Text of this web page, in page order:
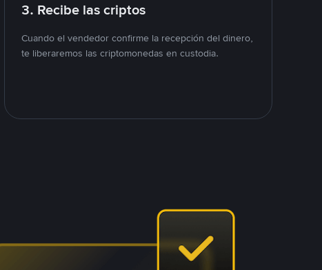
3. Recibe las criptos
Cuando el vendedor confirme la recepción del dinero,
te liberaremos las criptomonedas en custodia.